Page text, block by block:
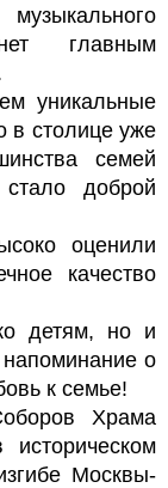
главным
уникальные
в столице уже
семей
доброй
оценили
качество
детям, но и
о
к семье!
Храма
Москвы-